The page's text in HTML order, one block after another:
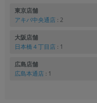
東京店舗
アキバ中央通店 : 2
大阪店舗
日本橋４丁目店 : 1
広島店舗
広島本通店 : 1